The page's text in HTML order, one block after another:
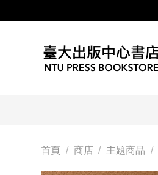
首頁 / 商店 / 主題商品 /